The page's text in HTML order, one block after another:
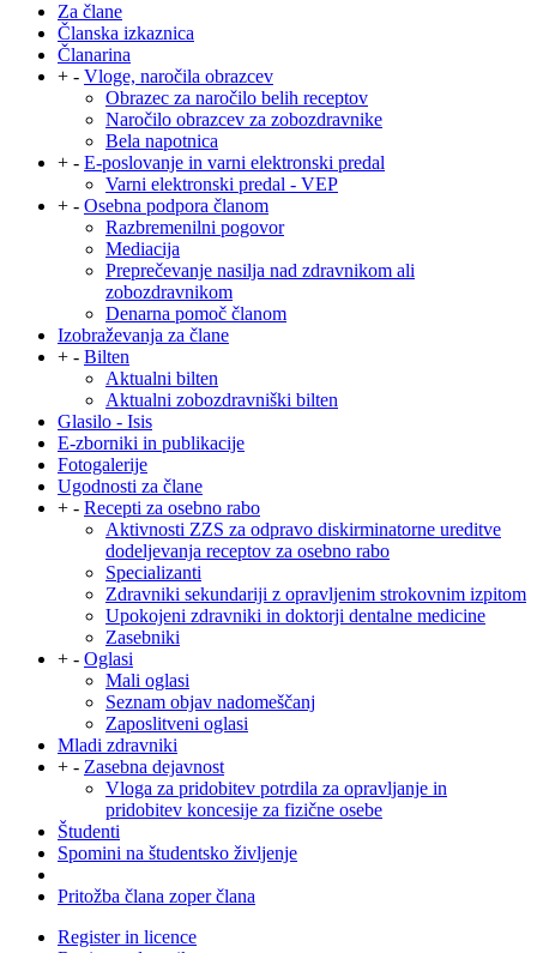
Za člane
Članska izkaznica
Članarina
+ - Vloge, naročila obrazcev
Obrazec za naročilo belih receptov
Naročilo obrazcev za zobozdravnike
Bela napotnica
+ - E-poslovanje in varni elektronski predal
Varni elektronski predal - VEP
+ - Osebna podpora članom
Razbremenilni pogovor
Mediacija
Preprečevanje nasilja nad zdravnikom ali
zobozdravnikom
Denarna pomoč članom
Izobraževanja za člane
+ - Bilten
Aktualni bilten
Aktualni zobozdravniški bilten
Glasilo - Isis
E-zborniki in publikacije
Fotogalerije
Ugodnosti za člane
+ - Recepti za osebno rabo
Aktivnosti ZZS za odpravo diskirminatorne ureditve
dodeljevanja receptov za osebno rabo
Specializanti
Zdravniki sekundariji z opravljenim strokovnim izpitom
Upokojeni zdravniki in doktorji dentalne medicine
Zasebniki
+ - Oglasi
Mali oglasi
Seznam objav nadomeščanj
Zaposlitveni oglasi
Mladi zdravniki
+ - Zasebna dejavnost
Vloga za pridobitev potrdila za opravljanje in
pridobitev koncesije za fizične osebe
Študenti
Spomini na študentsko življenje
Pritožba člana zoper člana
Register in licence